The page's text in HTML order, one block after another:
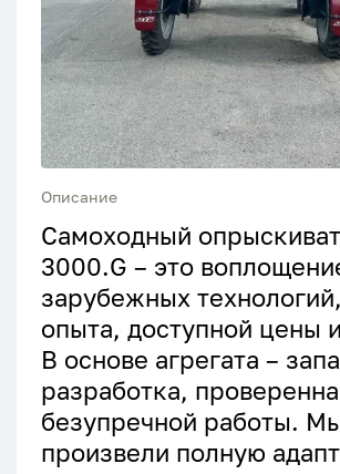
Описание
Самоходный
3000.G – это
зарубежных
опыта, доступной цены
В основе агрегата –
разработка,
безупречной работы.
произвели полную